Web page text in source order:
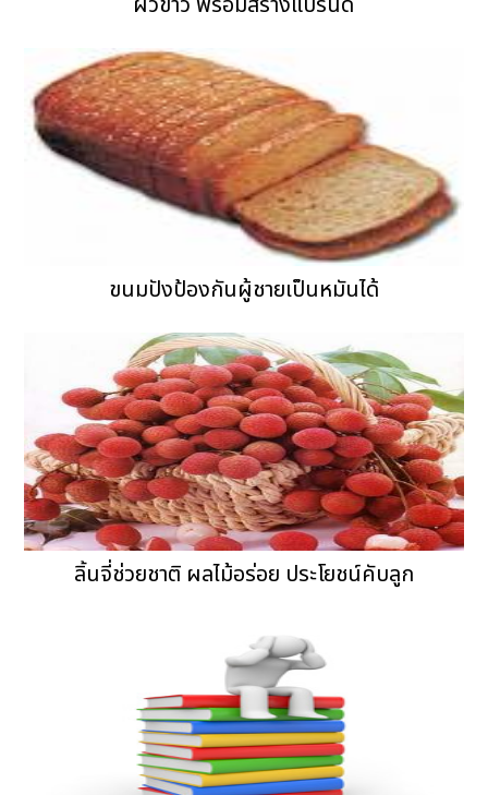
ขนมปังป้องกันผู้ชายเป็นหมันได้
ลิ้นจี่ช่วยชาติ ผลไม้อร่อย ประโยชน์คับลูก